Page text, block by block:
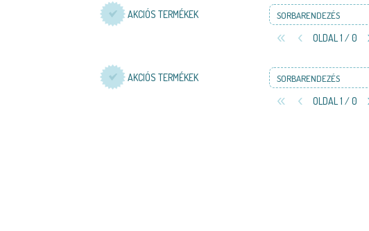
AKCIÓS TERMÉKEK SORBARENDEZÉS
OLDAL 1 / 0
AKCIÓS TERMÉKEK SORBARENDEZÉS
OLDAL 1 / 0